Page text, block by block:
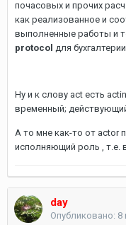
почасовых и прочих
как реализованное и
выполненные работы и
protocol для бухгалтерии
Ну и к слову act есть
временный;
А то мне как-то от actor
исполняющий роль , т.е.
day
Опубликовано: 8